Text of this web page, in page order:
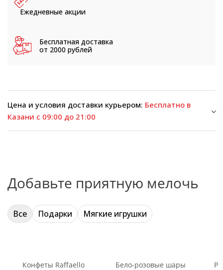
Ежедневные акции
Бесплатная доставка
от 2000 рублей
Цена и условия доставки курьером: Бесплатно в
Казани с 09:00 до 21:00
Добавьте приятную мелочь
Все Подарки Мягкие игрушки
Конфеты Raffaello
Бело-розовые шары